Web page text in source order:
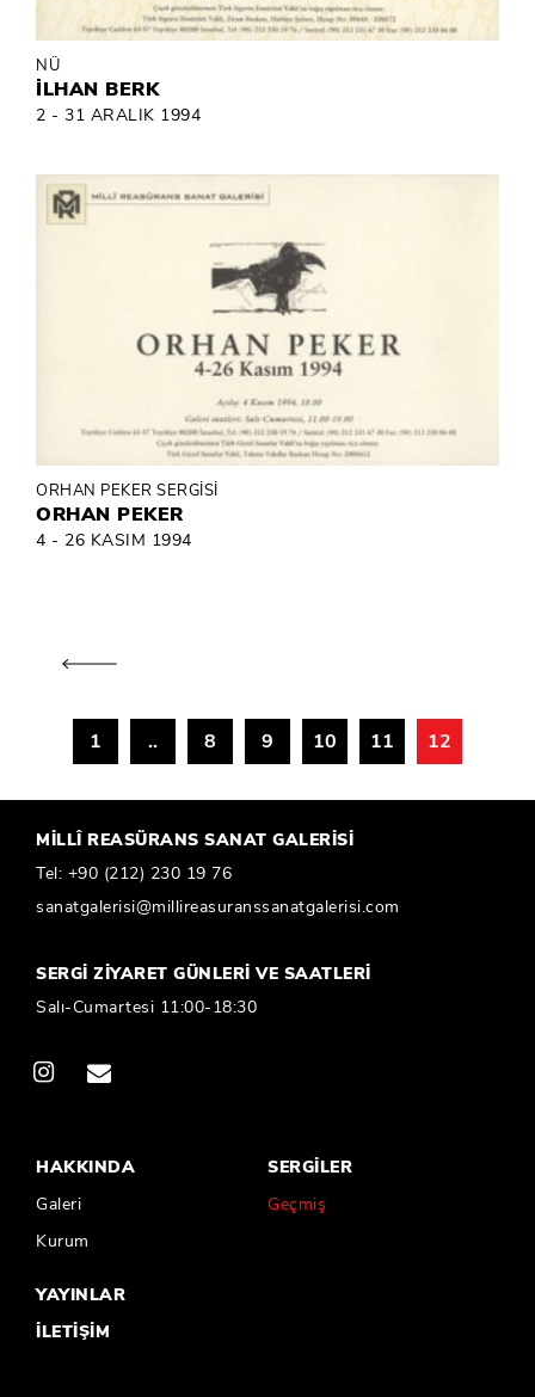
NÜ
İLHAN BERK
2 - 31 ARALIK 1994
ORHAN PEKER SERGİSİ
ORHAN PEKER
4 - 26 KASIM 1994
1 .. 8 9 10 11 12
MİLLÎ REASÜRANS SANAT GALERİSİ
Tel: +90 (212) 230 19 76
sanatgalerisi@millireasuranssanatgalerisi.com
SERGİ ZİYARET GÜNLERİ VE SAATLERİ
Salı-Cumartesi 11:00-18:30
HAKKINDA
Galeri
Kurum
SERGİLER
Geçmiş
YAYINLAR
İLETİŞİM